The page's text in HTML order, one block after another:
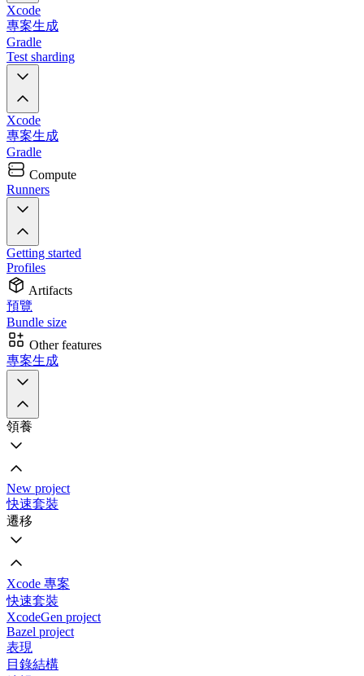
Xcode
專案生成
Gradle
Test sharding
Xcode
專案生成
Gradle
Compute
Runners
Getting started
Profiles
Artifacts
預覽
Bundle size
Other features
專案生成
領養
New project
快速套裝
遷移
Xcode 專案
快速套裝
XcodeGen project
Bazel project
表現
目錄結構